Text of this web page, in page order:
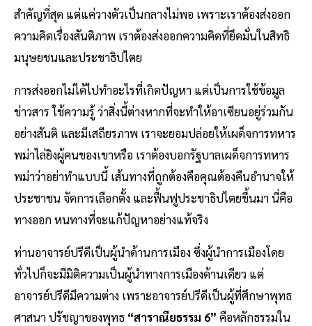
สำคัญที่สุด แต่แค่วางตัวเป็นกลางไม่พอ เพราะเราต้องส่งออก
ความคิดเรื่องสันติภาพ เราต้องส่งออกความคิดที่ยึดมั่นในสิทธิ
มนุษยชนและประชาธิปไตย
การส่งออกไม่ได้ไปทำอะไรที่เกิดปัญหา แต่เป็นการใช้ข้อมูล
ข่าวสาร ใช้ความรู้ ว่าสิ่งนี้ต่างหากที่จะทำให้อาเซียนอยู่ร่วมกัน
อย่างสันติ และมีเสถียรภาพ เราจะยอมปล่อยให้เผด็จการทหาร
พม่าไล่ยิงผู้คนของเขาหรือ เราต้องบอกรัฐบาลเผด็จการทหาร
พม่าว่าอย่าทำแบบนี้ เส้นทางที่ถูกต้องคือคุณต้องคืนอำนาจให้
ประชาชน จัดการเลือกตั้ง และฟื้นฟูประชาธิปไตยขึ้นมา นี่คือ
ทางออก หนทางที่จะแก้ปัญหาอย่างแท้จริง
ท่านอาจารย์ปรีดีเป็นผู้นำด้านการเมือง ซึ่งผู้นำการเมืองโดย
ทั่วไปก็จะมีมิติความเป็นผู้นำทางการเมืองด้านเดียว แต่
อาจารย์ปรีดีมีความต่าง เพราะอาจารย์ปรีดีเป็นผู้ที่ศึกษาพุทธ
ศาสนา ปรัชญาของพุทธ “สาราณียธรรม 6” คือหลักธรรมใน